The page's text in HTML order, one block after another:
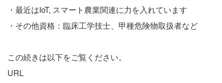
・最近はIoT, スマート農業関連に力を入れています
・その他資格：臨床工学技士、甲種危険物取扱者など
この続きは以下をご覧ください。
URL